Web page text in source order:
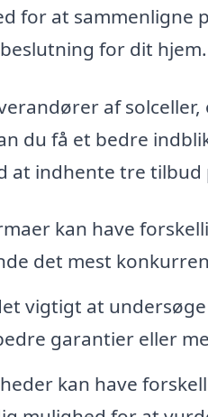
for at sammenligne
for dit hjem.
af
du få et bedre
at indhente tre tilbud
kan have
det mest
vigtigt at
garantier eller
kan have